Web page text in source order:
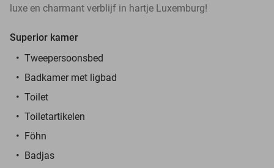
luxe en charmant verblijf in hartje Luxemburg!
Superior kamer
Tweepersoonsbed
Badkamer met ligbad
Toilet
Toiletartikelen
Föhn
Badjas